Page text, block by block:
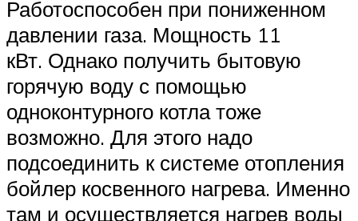
Работоспособен при пониженном
давлении газа. Мощность 11
кВт. Однако получить бытовую
горячую воду с помощью
одноконтурного котла тоже
возможно. Для этого надо
подсоединить к системе отопления
бойлер косвенного нагрева. Именно
там и осуществляется нагрев воды